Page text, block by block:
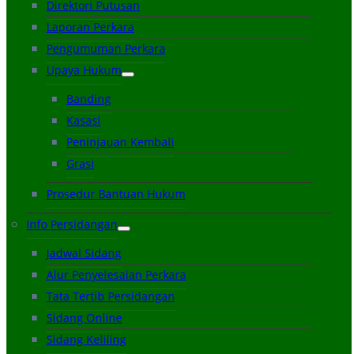
Direktori Putusan
Laporan Perkara
Pengumuman Perkara
Upaya Hukum
Banding
Kasasi
Peninjauan Kembali
Grasi
Prosedur Bantuan Hukum
Info Persidangan
Jadwal Sidang
Alur Penyelesaian Perkara
Tata Tertib Persidangan
Sidang Online
Sidang Keliling